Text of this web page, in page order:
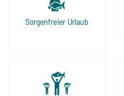
Sorgenfreier Urlaub